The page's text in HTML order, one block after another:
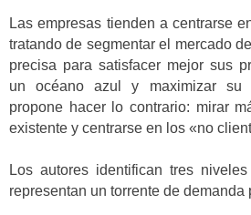
Las empresas tienden a centrarse
tratando de segmentar el mercado
precisa para satisfacer mejor sus
un océano azul y maximizar su
propone hacer lo contrario: mirar
existente y centrarse en los «no
Los autores identifican tres
representan un torrente de demanda